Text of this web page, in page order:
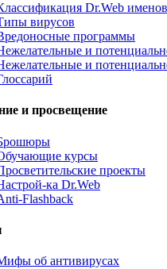
Dr.Web
вирусов
программы
и
и
и просвещение
курсы
проекты
ка Dr.Web
Flashback
об антивирусах